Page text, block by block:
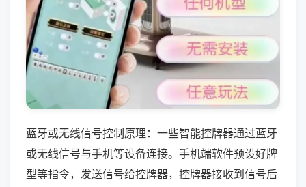
蓝牙或无线信号控制原理：一些智能控牌器通过蓝牙
或无线信号与手机等设备连接。手机端软件预设好牌
型等指令，发送信号给控牌器，控牌器接收到信号后